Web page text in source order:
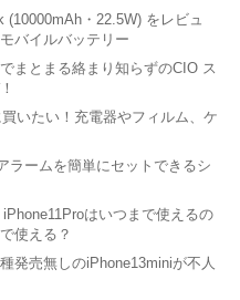
(10000mAh・22.5W) をレビュ
バイルバッテリー
まとまる絡まり知らずのCIO ス
いたい！充電器やフィルム、ケ
ラームを簡単にセットできるシ
iPhone11Proはいつまで使えるの
使える？
発売無しのiPhone13miniが不人